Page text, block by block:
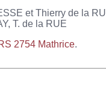
et Thierry de la
T. de la RUE
2754 Mathrice.